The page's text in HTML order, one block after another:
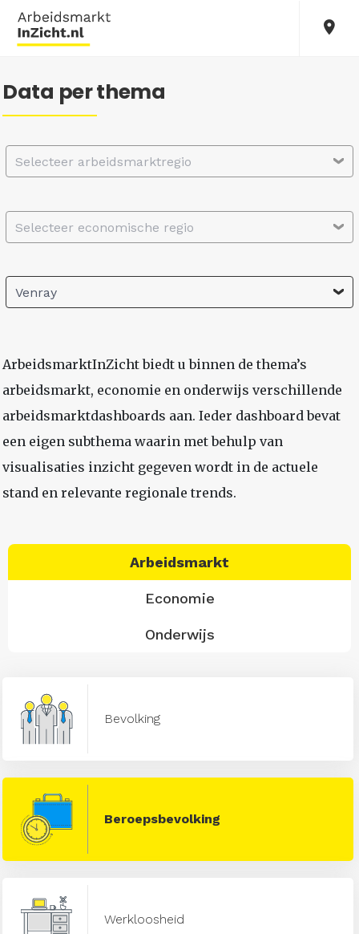
Data per thema
Selecteer arbeidsmarktregio
Selecteer economische regio
Venray
ArbeidsmarktInZicht biedt u binnen de thema’s
arbeidsmarkt, economie en onderwijs verschillende
arbeidsmarktdashboards aan. Ieder dashboard bevat
een eigen subthema waarin met behulp van
visualisaties inzicht gegeven wordt in de actuele
stand en relevante regionale trends.
Arbeidsmarkt
Economie
Onderwijs
Bevolking
Beroepsbevolking
Werkloosheid